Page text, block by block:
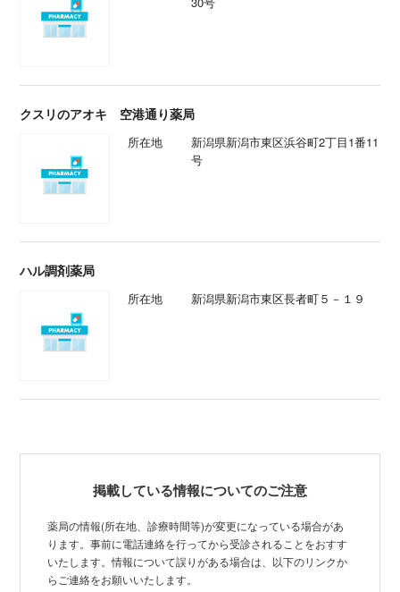
クスリのアオキ 空港通り薬局
所在地
新潟県新潟市東区浜谷町2丁目1番11
号
ハル調剤薬局
所在地 新潟県新潟市東区長者町５－１９
掲載している情報についてのご注意
薬局の情報(所在地、診療時間等)が変更になっている場合があ
ります。事前に電話連絡を行ってから受診されることをおすす
いたします。情報について誤りがある場合は、以下のリンクか
らご連絡をお願いいたします。